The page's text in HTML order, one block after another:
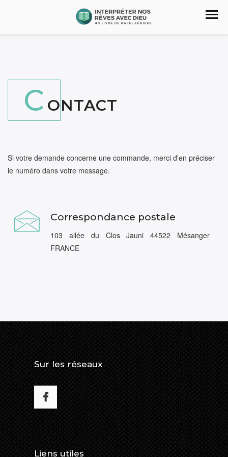
C ONTACT
Si votre demande concerne une commande, merci d'en préciser
le numéro dans votre message.
Correspondance postale
103 allée du Clos Jauni 44522 Mésanger
FRANCE
Sur les réseaux
Liens utiles